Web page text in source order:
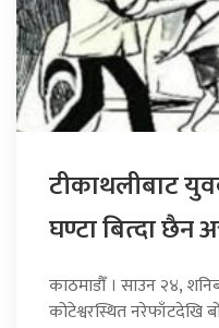
टीकाथलीबाट
घण्टा बित्दा छैन
काठमाडौँ । साउन २४,
कोटेश्वरस्थित नरेफाँटदेखि